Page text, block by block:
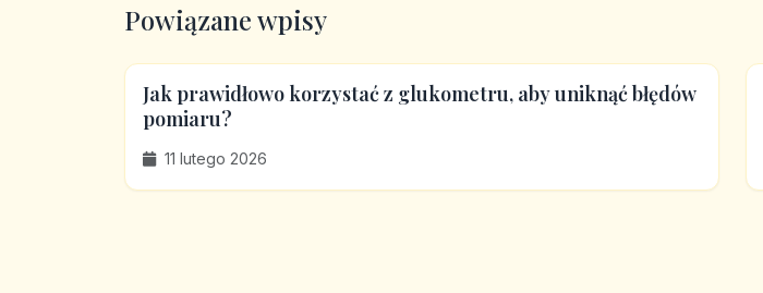
Powiązane wpisy
Jak prawidłowo korzystać z glukometru, aby uniknąć błędów
pomiaru?
11 lutego 2026